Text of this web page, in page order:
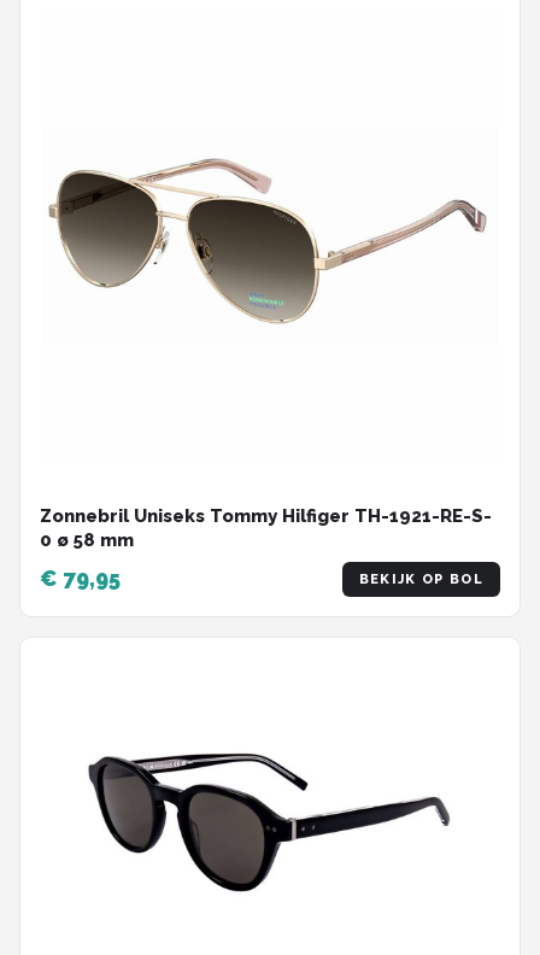
Zonnebril Uniseks Tommy Hilfiger TH-1921-RE-S-
0 ø 58 mm
€ 79,95 BEKIJK OP BOL